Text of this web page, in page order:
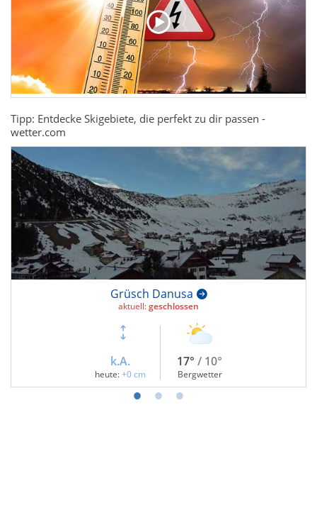
Tipp: Entdecke Skigebiete, die perfekt zu dir passen -
wetter.com
Grüsch Danusa
aktuell:geschlossen
k.A.
heute:+0 cm
17° / 10°
Bergwetter